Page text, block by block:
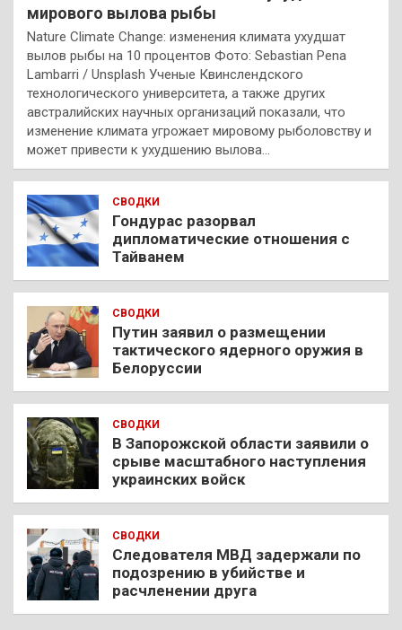
мирового вылова рыбы
Nature Climate Change: изменения климата ухудшат
вылов рыбы на 10 процентов Фото: Sebastian Pena
Lambarri / Unsplash Ученые Квинслендского
технологического университета, а также других
австралийских научных организаций показали, что
изменение климата угрожает мировому рыболовству и
может привести к ухудшению вылова…
СВОДКИ
Гондурас разорвал
дипломатические отношения с
Тайванем
СВОДКИ
Путин заявил о размещении
тактического ядерного оружия в
Белоруссии
СВОДКИ
В Запорожской области заявили о
срыве масштабного наступления
украинских войск
СВОДКИ
Следователя МВД задержали по
подозрению в убийстве и
расчленении друга